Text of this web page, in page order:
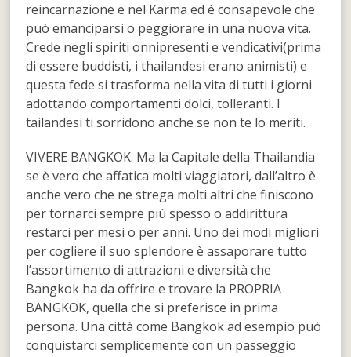
reincarnazione e nel Karma ed è consapevole che
può emanciparsi o peggiorare in una nuova vita.
Crede negli spiriti onnipresenti e vendicativi(prima
di essere buddisti, i thailandesi erano animisti) e
questa fede si trasforma nella vita di tutti i giorni
adottando comportamenti dolci, tolleranti. I
tailandesi ti sorridono anche se non te lo meriti.
VIVERE BANGKOK. Ma la Capitale della Thailandia
se è vero che affatica molti viaggiatori, dall’altro è
anche vero che ne strega molti altri che finiscono
per tornarci sempre più spesso o addirittura
restarci per mesi o per anni. Uno dei modi migliori
per cogliere il suo splendore è assaporare tutto
l’assortimento di attrazioni e diversità che
Bangkok ha da offrire e trovare la PROPRIA
BANGKOK, quella che si preferisce in prima
persona. Una città come Bangkok ad esempio può
conquistarci semplicemente con un passeggio